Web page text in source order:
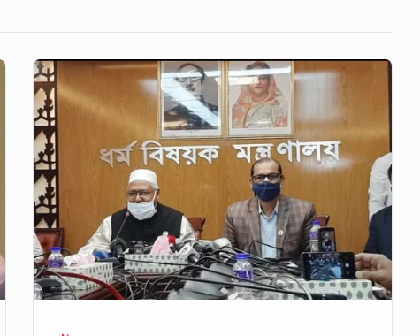
মূর্তি
ও
ভাস্কর্য
এক
নয়
:
ধর্ম
প্রতিমন্ত্রী
ফরিদুল